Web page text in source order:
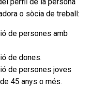
o sòcia de treball:
de persones amb
de dones.
de persones joves
45 anys o més.